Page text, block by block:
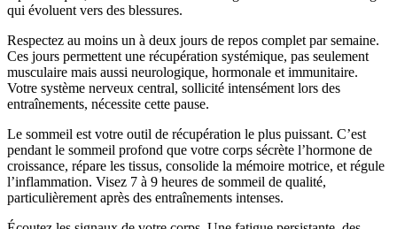
qui évoluent vers des blessures.
Respectez au moins un à deux jours de repos complet par semaine.
Ces jours permettent une récupération systémique, pas seulement
musculaire mais aussi neurologique, hormonale et immunitaire.
Votre système nerveux central, sollicité intensément lors des
entraînements, nécessite cette pause.
Le sommeil est votre outil de récupération le plus puissant. C’est
pendant le sommeil profond que votre corps sécrète l’hormone de
croissance, répare les tissus, consolide la mémoire motrice, et régule
l’inflammation. Visez 7 à 9 heures de sommeil de qualité,
particulièrement après des entraînements intenses.